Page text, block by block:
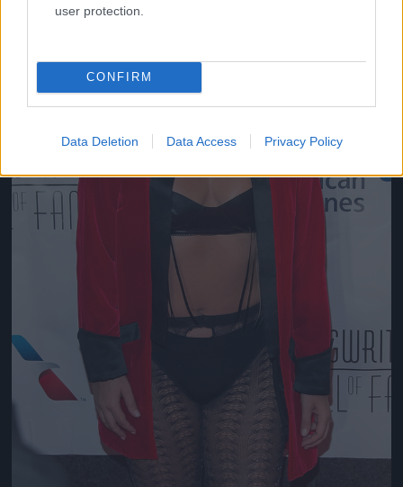
user protection.
CONFIRM
Data Deletion Data Access Privacy Policy